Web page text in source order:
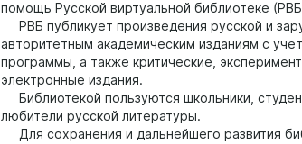
помощь Русской виртуальной библиотеке
РВБ публикует произведения русской и
авторитетным академическим изданиям с
программы, а также критические,
электронные издания.
Библиотекой пользуются школьники,
любители русской литературы.
Для сохранения и дальнейшего развития